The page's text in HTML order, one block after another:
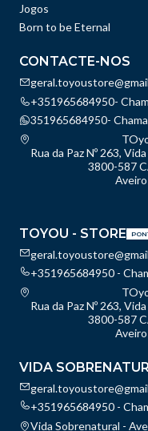
Jogos
Born to be Eternal
CONTACTE-NOS
+351965684950-
351965684950-
Rua da Paz Nº 263,
3800-587
TOYOU - STORE
+351965684950 -
Rua da Paz Nº 263,
3800-587
VIDA
+351965684950 -
Vida Sobrenatural -